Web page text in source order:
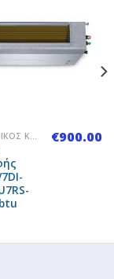
Add to
Wishlist
ΕΠΑΓΓΕΛΜΑΤΙΚΌΣ ΚΛΙΜΑΤΙΣΜΌΣ €900.00